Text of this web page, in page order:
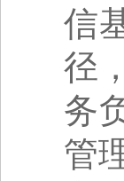
信
径
务
管